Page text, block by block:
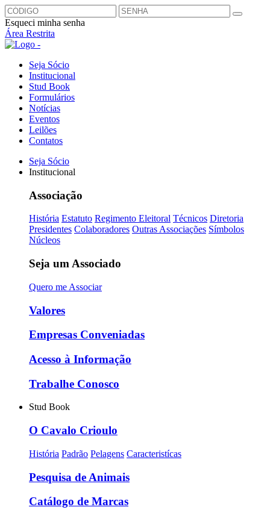
Esqueci minha senha
Área Restrita
Seja Sócio
Institucional
Stud Book
Formulários
Notícias
Eventos
Leilões
Contatos
Seja Sócio
Institucional
Associação
História Estatuto Regimento Eleitoral Técnicos Diretoria
Presidentes Colaboradores Outras Associações Símbolos
Núcleos
Seja um Associado
Quero me Associar
Valores
Empresas Conveniadas
Acesso à Informação
Trabalhe Conosco
Stud Book
O Cavalo Crioulo
História Padrão Pelagens Caracteristícas
Pesquisa de Animais
Catálogo de Marcas